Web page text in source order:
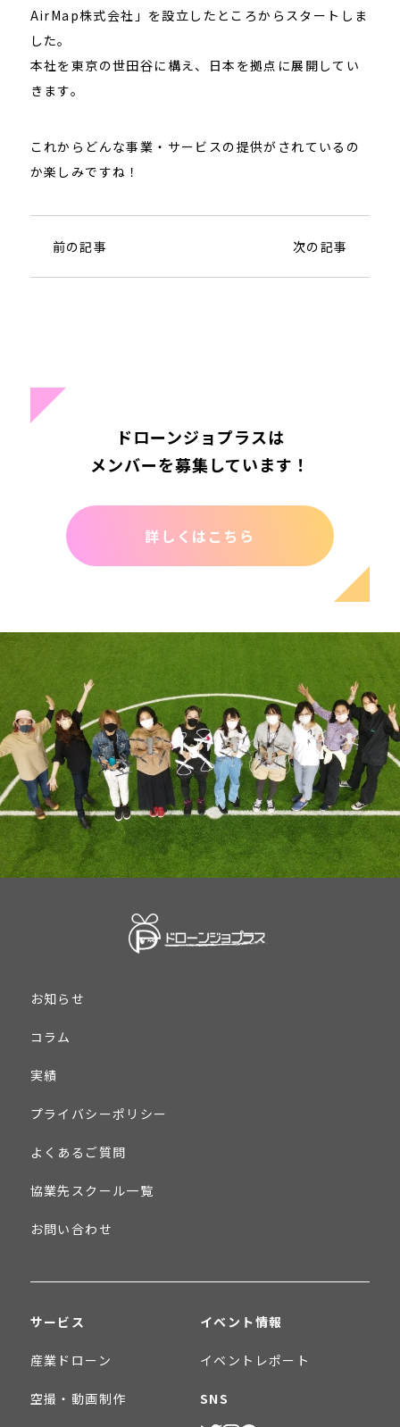
AirMap株式会社」を設立したところからスタートしま
した。
本社を東京の世田谷に構え、日本を拠点に展開してい
きます。
これからどんな事業・サービスの提供がされているの
か楽しみですね！
前の記事 次の記事
ドローンジョプラスは
メンバーを募集しています！
詳しくはこちら
お知らせ
コラム
実績
プライバシーポリシー
よくあるご質問
協業先スクール一覧
お問い合わせ
サービス
産業ドローン
空撮・動画制作
イベント情報
イベントレポート
SNS